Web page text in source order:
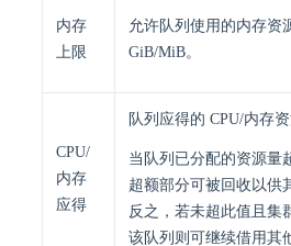
内存
上限
允许队列使用的内存资
GiB/MiB。
CPU/
内存
应得
队列应得的 CPU/内存资
当队列已分配的资源量
超额部分可被回收以供
反之，若未超此值且集
该队列则可继续借用其